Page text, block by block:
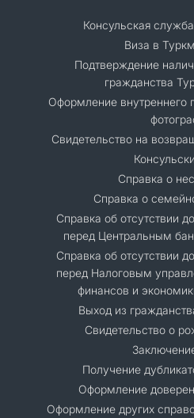
Консульская
Виза в
Подтверждение
гражданства
Оформление внутреннего
Свидетельство на
Справка о
Справка о
Cправка об отсутствии
перед Центральным
Справка об отсутствии
перед Налоговым
финансов и
Выход из
Свидетельство о
Получение
Оформление
Оформление других